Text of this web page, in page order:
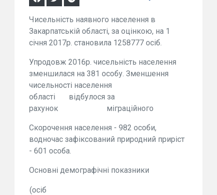
Чисельність наявного населення в
Закарпатській області, за оцінкою, на 1
січня 2017р. становила 1258777 осіб.
Упродовж 2016р. чисельність населення
зменшилася на 381 особу. Зменшення
чисельності населення
області відбулося за
рахунок міграційного
Скорочення населення - 982 особи,
водночас зафіксований природний приріст
- 601 особа.
Основні демографічні показники
(осіб